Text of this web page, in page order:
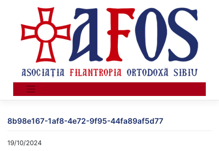
content
8b98e167-1af8-4e72-9f95-44fa89af5d77
19/10/2024